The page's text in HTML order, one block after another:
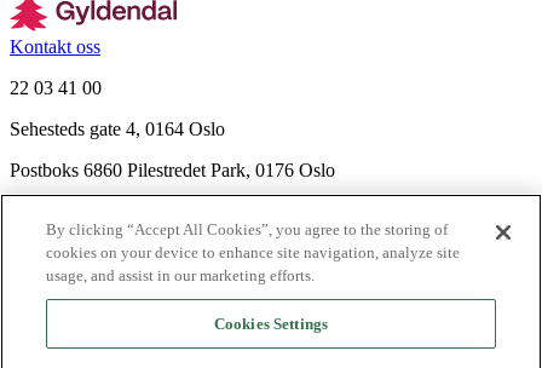
Kontakt oss
22 03 41 00
Sehesteds gate 4, 0164 Oslo
Postboks 6860 Pilestredet Park, 0176 Oslo
Nyhetsbrev
Ledige stillinger
Send inn manus
By clicking “Accept All Cookies”, you agree to the storing of
cookies on your device to enhance site navigation, analyze site
usage, and assist in our marketing efforts.
Cookies Settings